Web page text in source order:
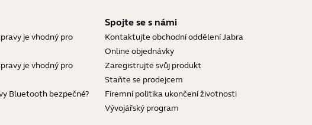
je vhodný pro
je vhodný pro
Bluetooth bezpečné?
Spojte se s námi
Kontaktujte obchodní oddělení Jabra
Online objednávky
Zaregistrujte svůj produkt
Staňte se prodejcem
Firemní politika ukončení životnosti
Vývojářský program